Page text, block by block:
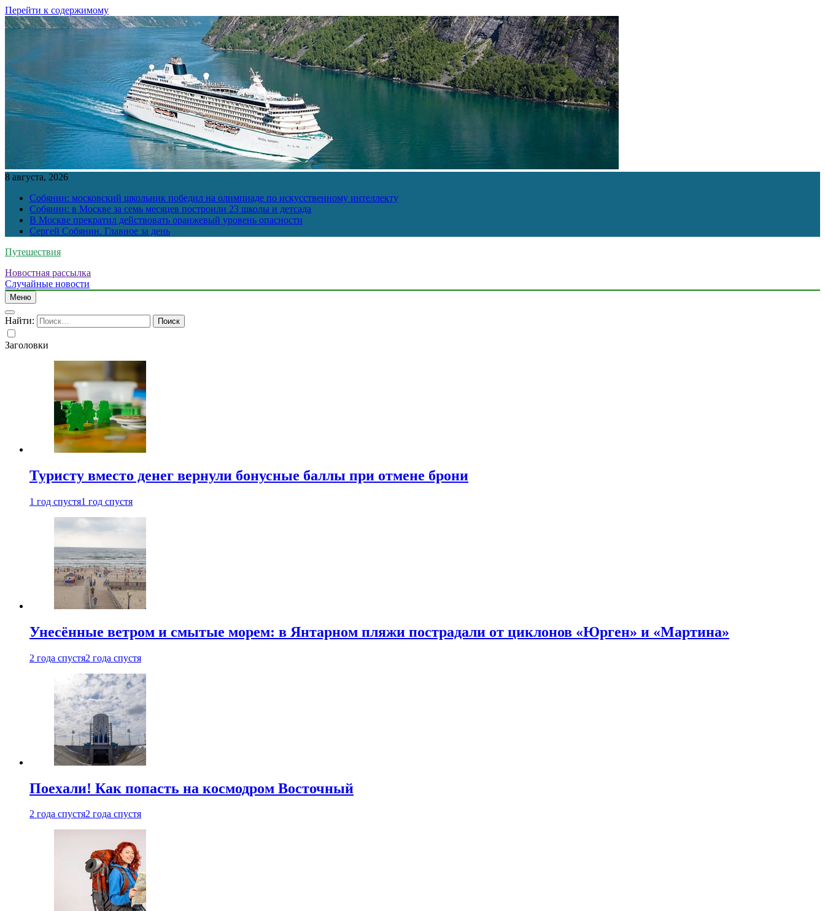
Перейти к содержимому
8 августа, 2026
Собянин: московский школьник победил на олимпиаде по искусственному интеллекту
Собянин: в Москве за семь месяцев построили 23 школы и детсада
В Москве прекратил действовать оранжевый уровень опасности
Сергей Собянин. Главное за день
Путешествия
Новостная рассылка
Случайные новости
Меню
Найти:
Заголовки
Туристу вместо денег вернули бонусные баллы при отмене брони
1 год спустя1 год спустя
Унесённые ветром и смытые морем: в Янтарном пляжи пострадали от циклонов «Юрген» и «Мартина»
2 года спустя2 года спустя
Поехали! Как попасть на космодром Восточный
2 года спустя2 года спустя